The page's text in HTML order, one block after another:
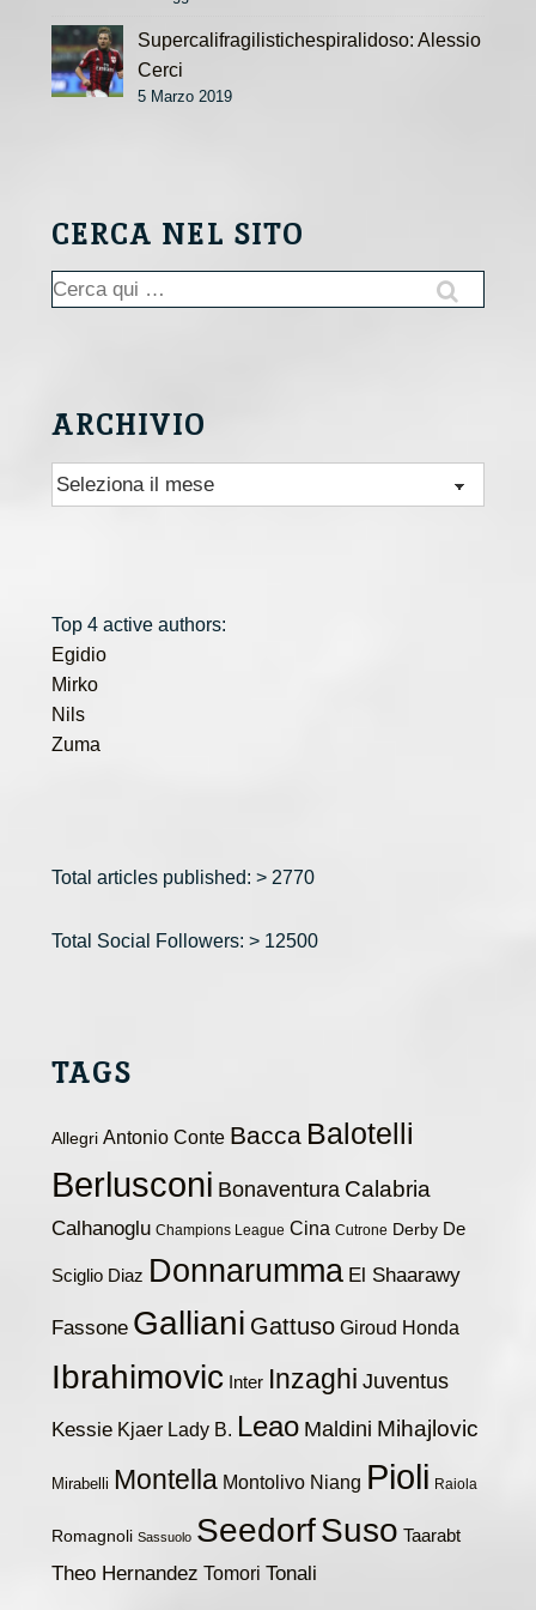
Supercalifragilistichespiralidoso: Alessio
Cerci
5 Marzo 2019
CERCA NEL SITO
Cerca:
ARCHIVIO
Archivio
Top 4 active authors:
Egidio
Mirko
Nils
Zuma
Total articles published: > 2770
Total Social Followers: > 12500
TAGS
Allegri Antonio Conte Bacca Balotelli
Berlusconi Bonaventura Calabria
Calhanoglu Champions League Cina Cutrone Derby De
Sciglio Diaz Donnarumma El Shaarawy
Fassone Galliani Gattuso Giroud Honda
Ibrahimovic Inter Inzaghi Juventus
Kessie Kjaer Lady B. Leao Maldini Mihajlovic
Mirabelli Montella Montolivo Niang Pioli Raiola
Romagnoli Sassuolo SeedorfSuso Taarabt
Theo Hernandez Tomori Tonali